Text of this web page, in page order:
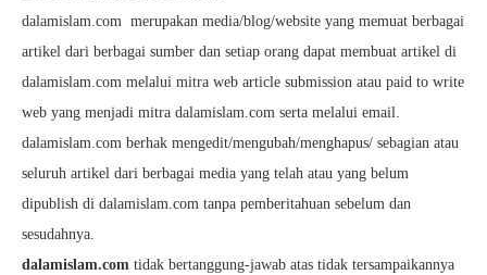
dalamislam.com merupakan media/blog/website yang memuat berbagai
artikel dari berbagai sumber dan setiap orang dapat membuat artikel di
dalamislam.com melalui mitra web article submission atau paid to write
web yang menjadi mitra dalamislam.com serta melalui email.
dalamislam.com berhak mengedit/mengubah/menghapus/ sebagian atau
seluruh artikel dari berbagai media yang telah atau yang belum
dipublish di dalamislam.com tanpa pemberitahuan sebelum dan
sesudahnya.
dalamislam.com tidak bertanggung-jawab atas tidak tersampaikannya